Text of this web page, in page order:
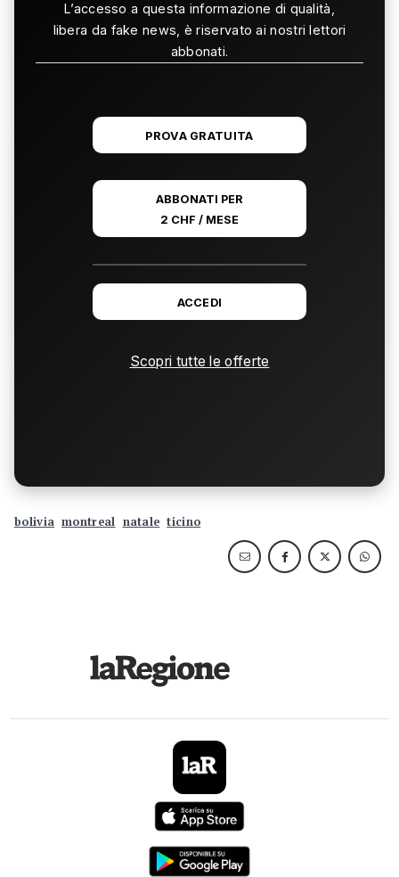
L’accesso a questa informazione di qualità,
libera da fake news, è riservato ai nostri lettori
abbonati.
PROVA GRATUITA
ABBONATI PER
2 CHF / MESE
ACCEDI
Scopri tutte le offerte
bolivia montreal natale ticino